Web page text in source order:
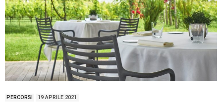
PERCORSI 19 APRILE 2021